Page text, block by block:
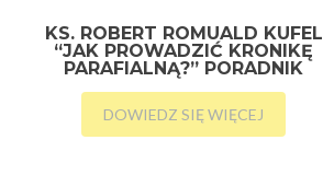
KS. ROBERT ROMUALD KUFEL
“JAK PROWADZIĆ KRONIKĘ
PARAFIALNĄ?” PORADNIK
DOWIEDZ SIĘ WIĘCEJ